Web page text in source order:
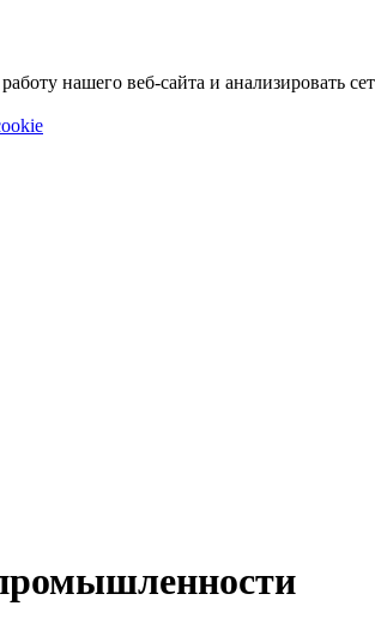
нашего веб-сайта и анализировать